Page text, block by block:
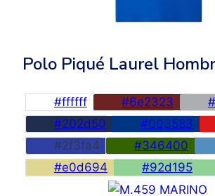
Polo Piqué Laurel
#ffffff #6e2323
#202d50
#003583
#2f3fa4
#346400
#e0d694
#92d195